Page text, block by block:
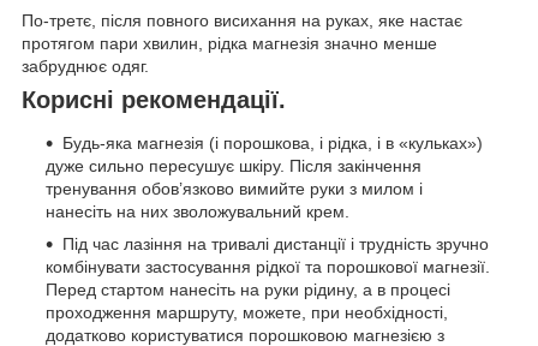
По-третє, після повного висихання на руках, яке настає
протягом пари хвилин, рідка магнезія значно менше
забруднює одяг.
Корисні рекомендації.
Будь-яка магнезія (і порошкова, і рідка, і в «кульках»)
дуже сильно пересушує шкіру. Після закінчення
тренування обов’язково вимийте руки з милом і
нанесіть на них зволожувальний крем.
Під час лазіння на тривалі дистанції і трудність зручно
комбінувати застосування рідкої та порошкової магнезії.
Перед стартом нанесіть на руки рідину, а в процесі
проходження маршруту, можете, при необхідності,
додатково користуватися порошковою магнезією з